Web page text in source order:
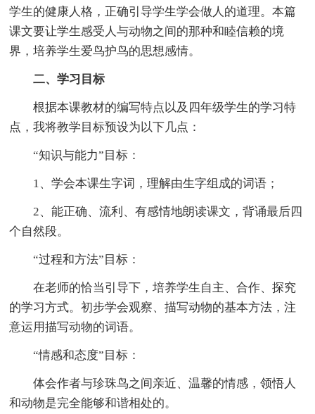
学生的健康人格，正确引导学生学会做人的道理。本篇
课文要让学生感受人与动物之间的那种和睦信赖的境
界，培养学生爱鸟护鸟的思想感情。
二、学习目标
根据本课教材的编写特点以及四年级学生的学习特
点，我将教学目标预设为以下几点：
“知识与能力”目标：
1、学会本课生字词，理解由生字组成的词语；
2、能正确、流利、有感情地朗读课文，背诵最后四
个自然段。
“过程和方法”目标：
在老师的恰当引导下，培养学生自主、合作、探究
的学习方式。初步学会观察、描写动物的基本方法，注
意运用描写动物的词语。
“情感和态度”目标：
体会作者与珍珠鸟之间亲近、温馨的情感，领悟人
和动物是完全能够和谐相处的。